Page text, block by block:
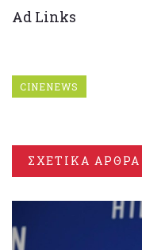
Ad Links
CINENEWS
ΣΧΕΤΙΚΑ ΑΡΘΡΑ